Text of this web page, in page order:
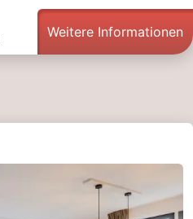
Weitere Informationen